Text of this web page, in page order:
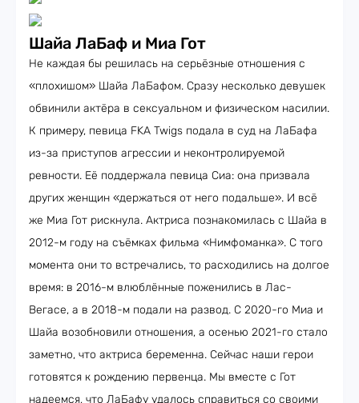
Шайа ЛаБаф и Миа Гот
Не каждая бы решилась на серьёзные отношения с
«плохишом» Шайа ЛаБафом. Сразу несколько девушек
обвинили актёра в сексуальном и физическом насилии.
К примеру, певица FKA Twigs подала в суд на ЛаБафа
из-за приступов агрессии и неконтролируемой
ревности. Её поддержала певица Сиа: она призвала
других женщин «держаться от него подальше». И всё
же Миа Гот рискнула. Актриса познакомилась с Шайа в
2012-м году на съёмках фильма «Нимфоманка». С того
момента они то встречались, то расходились на долгое
время: в 2016-м влюблённые поженились в Лас-
Вегасе, а в 2018-м подали на развод. С 2020-го Миа и
Шайа возобновили отношения, а осенью 2021-го стало
заметно, что актриса беременна. Сейчас наши герои
готовятся к рождению первенца. Мы вместе с Гот
надеемся, что ЛаБафу удалось справиться со своими